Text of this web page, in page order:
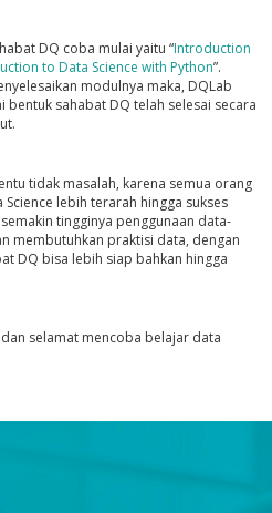
DQ coba mulai yaitu “Introduction
to Data Science with Python”.
modulnya maka, DQLab
sahabat DQ telah selesai secara
tidak masalah, karena semua orang
lebih terarah hingga sukses
tingginya penggunaan data-
membutuhkan praktisi data, dengan
DQ bisa lebih siap bahkan hingga
dan selamat mencoba belajar data